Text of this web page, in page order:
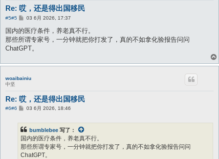
Re: 哎，还是得出国移民
#5#5
帖
03 6月 2026, 17:37
国内的医疗条件，养老真不行。
那些所谓专家号，一分钟就把你打发了，真的不如拿化验报告问问
ChatGPT。
woaibainiu
中坚
Re: 哎，还是得出国移民
#6#6
帖
03 6月 2026, 18:46
bumblebee 写了：
国内的医疗条件，养老真不行。
那些所谓专家号，一分钟就把你打发了，真的不如拿化验报告问问
ChatGPT。